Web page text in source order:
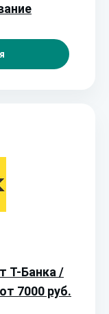
Т-Банка /
7000 руб.